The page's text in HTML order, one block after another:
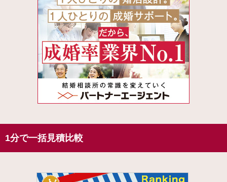
1分で一括見積比較